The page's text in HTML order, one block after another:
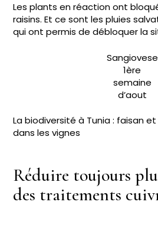
Les plants en réaction ont
raisins. Et ce sont les pluies
qui ont permis de débloquer la
Sangiovese
1ère
semaine
d’aout
La biodiversité à Tunia : faisan
dans les vignes
Réduire toujours
des traitements